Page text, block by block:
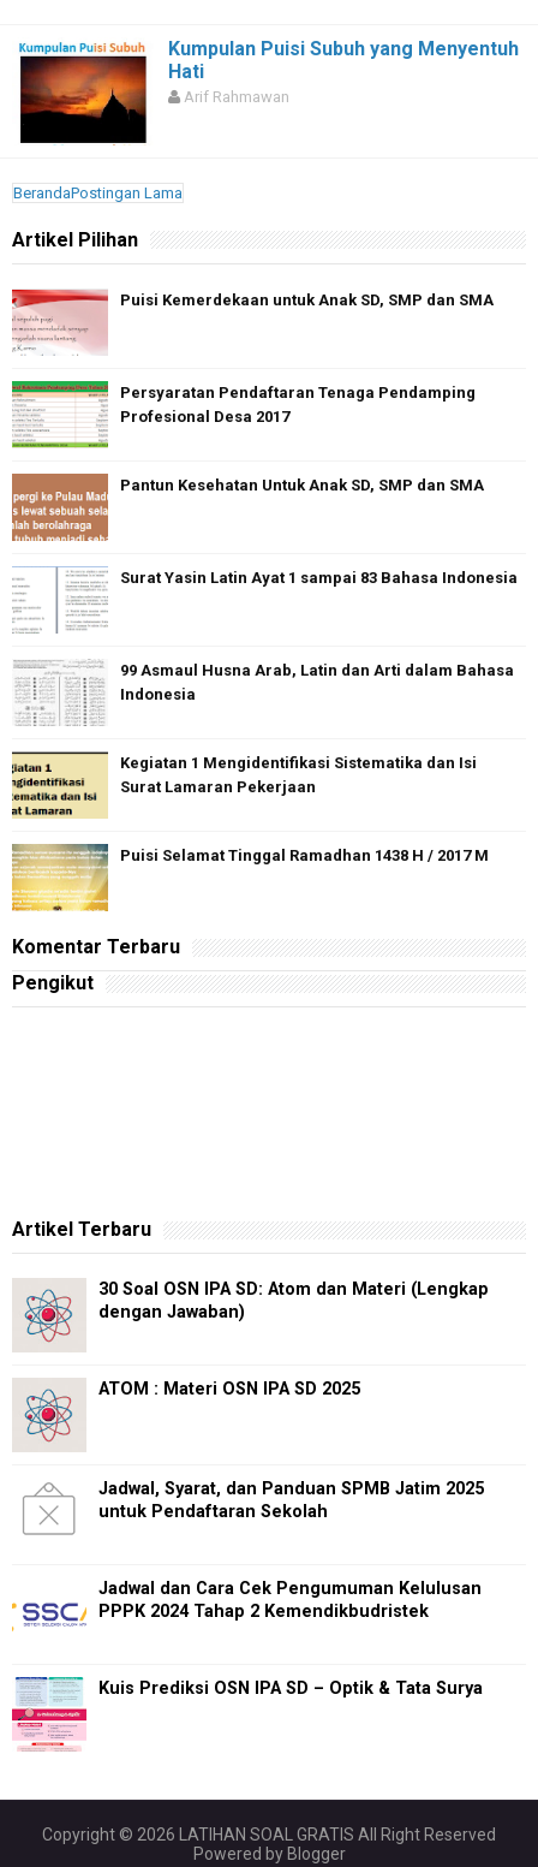
Kumpulan Puisi Subuh yang Menyentuh
Hati
Arif Rahmawan
Postingan Lama
Beranda
Artikel Pilihan
Puisi Kemerdekaan untuk Anak SD, SMP dan SMA
Persyaratan Pendaftaran Tenaga Pendamping
Profesional Desa 2017
Pantun Kesehatan Untuk Anak SD, SMP dan SMA
Surat Yasin Latin Ayat 1 sampai 83 Bahasa Indonesia
99 Asmaul Husna Arab, Latin dan Arti dalam Bahasa
Indonesia
Kegiatan 1 Mengidentifikasi Sistematika dan Isi
Surat Lamaran Pekerjaan
Puisi Selamat Tinggal Ramadhan 1438 H / 2017 M
Komentar Terbaru
Pengikut
Artikel Terbaru
30 Soal OSN IPA SD: Atom dan Materi (Lengkap
dengan Jawaban)
ATOM : Materi OSN IPA SD 2025
Jadwal, Syarat, dan Panduan SPMB Jatim 2025
untuk Pendaftaran Sekolah
Jadwal dan Cara Cek Pengumuman Kelulusan
PPPK 2024 Tahap 2 Kemendikbudristek
Kuis Prediksi OSN IPA SD – Optik & Tata Surya
Copyright © 2026 LATIHAN SOAL GRATIS All Right Reserved
Powered by Blogger